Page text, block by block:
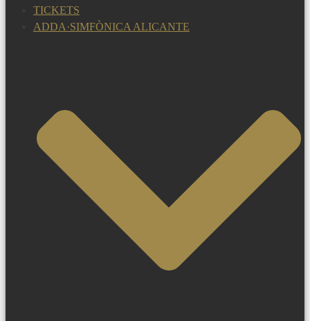
TICKETS
ADDA·SIMFÒNICA ALICANTE